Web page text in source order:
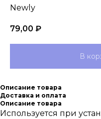
Newly
79,00 ₽
В
Описание товара
Доставка и оплата
Описание товара
Используется при